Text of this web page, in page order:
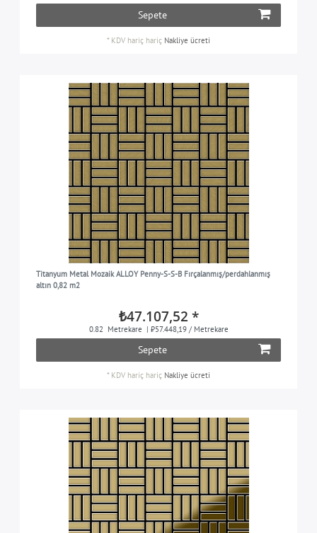
Sepete
* KDV hariç hariç Nakliye ücreti
Titanyum Metal Mozaik ALLOY Penny-S-S-B Fırçalanmış/perdahlanmış
altın 0,82 m2
₺47.107,52 *
0.82 Metrekare | ₺57.448,19 / Metrekare
Sepete
* KDV hariç hariç Nakliye ücreti